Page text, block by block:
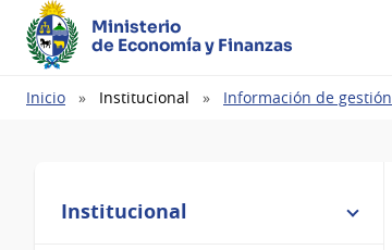
Ministerio
de Economía y Finanzas
Ruta
Inicio Institucional Información de gestión
Institucional